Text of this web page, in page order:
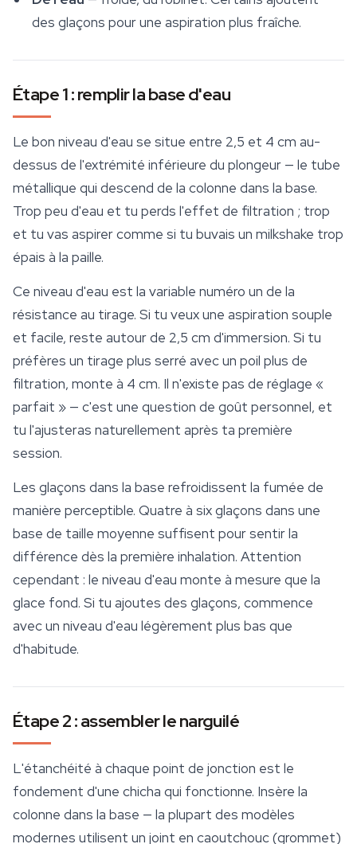
des glaçons pour une aspiration plus fraîche.
Étape 1 : remplir la base d'eau
Le bon niveau d'eau se situe entre 2,5 et 4 cm au-
dessus de l'extrémité inférieure du plongeur — le tube
métallique qui descend de la colonne dans la base.
Trop peu d'eau et tu perds l'effet de filtration ; trop
et tu vas aspirer comme si tu buvais un milkshake trop
épais à la paille.
Ce niveau d'eau est la variable numéro un de la
résistance au tirage. Si tu veux une aspiration souple
et facile, reste autour de 2,5 cm d'immersion. Si tu
préfères un tirage plus serré avec un poil plus de
filtration, monte à 4 cm. Il n'existe pas de réglage «
parfait » — c'est une question de goût personnel, et
tu l'ajusteras naturellement après ta première
session.
Les glaçons dans la base refroidissent la fumée de
manière perceptible. Quatre à six glaçons dans une
base de taille moyenne suffisent pour sentir la
différence dès la première inhalation. Attention
cependant : le niveau d'eau monte à mesure que la
glace fond. Si tu ajoutes des glaçons, commence
avec un niveau d'eau légèrement plus bas que
d'habitude.
Étape 2 : assembler le narguilé
L'étanchéité à chaque point de jonction est le
fondement d'une chicha qui fonctionne. Insère la
colonne dans la base — la plupart des modèles
modernes utilisent un joint en caoutchouc (grommet)